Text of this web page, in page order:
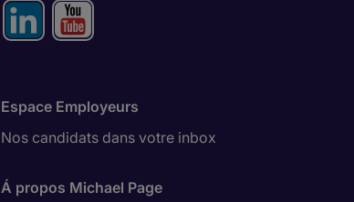
Espace Employeurs
Nos candidats dans votre inbox
Á propos Michael Page